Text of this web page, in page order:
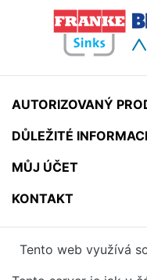
AUTORIZOVANÝ
DŮLEŽITÉ
MŮJ ÚČET
KONTAKT
Tento web využívá